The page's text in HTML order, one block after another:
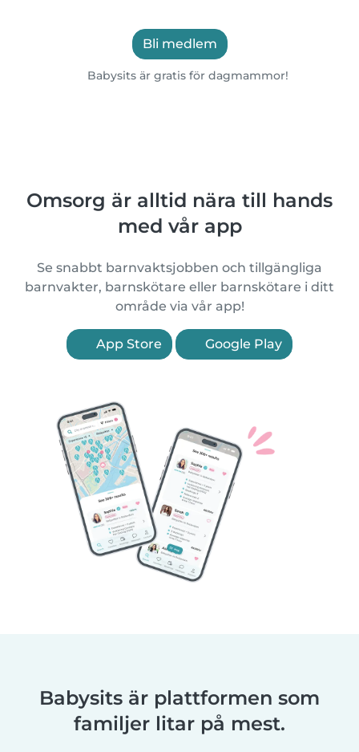
Bli medlem
Babysits är gratis för dagmammor!
Omsorg är alltid nära till hands
med vår app
Se snabbt barnvaktsjobben och tillgängliga
barnvakter, barnskötare eller barnskötare i ditt
område via vår app!
App Store Google Play
Babysits är plattformen som
familjer litar på mest.